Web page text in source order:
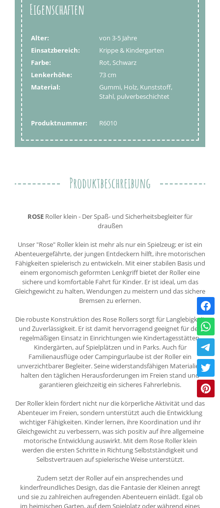
Eigenschaften
Alter:
von 3-5 Jahre
Einsatzbereich:
Krippe & Kindergarten
Farbe:
Rot, Schwarz
Lenkerhöhe:
73 cm
Material:
Gummi, Holz, Kunststoff,
Stahl, pulverbeschichtet
Produktnummer: R6010
Produktbeschreibung
ROSE Roller klein - Der Spaß- und Sicherheitsbegleiter für
draußen
Unser "Rose" Roller klein ist mehr als nur ein Spielzeug; er ist ein
Abenteuergefährte, der jungen Entdeckern hilft, ihre motorischen
Fähigkeiten spielerisch zu entwickeln. Mit einer stabilen Basis und
einem ergonomisch geformten Lenkgriff bietet der Roller eine
sichere und komfortable Fahrt für Kinder. Er ist ideal, um das
Gleichgewicht zu halten, Wendungen zu meistern und das sichere
Bremsen zu erlernen.
Die robuste Konstruktion des Rose Rollers sorgt für Langlebigkeit
und Zuverlässigkeit. Er ist damit hervorragend geeignet für den
regelmäßigen Einsatz in Einrichtungen wie Kindertagesstätten,
Kindergärten, auf Spielplätzen und in Parks. Auch für
Familienausflüge oder Campingurlaube ist der Roller ein
unverzichtbarer Begleiter. Seine widerstandsfähigen Materialien
halten den täglichen Herausforderungen im Freien stand und
garantieren gleichzeitig ein sicheres Fahrerlebnis.
Der Roller klein fördert nicht nur die körperliche Aktivität und das
Abenteuer im Freien, sondern unterstützt auch die Entwicklung
wichtiger Fähigkeiten. Kinder lernen, ihre Koordination und ihr
Gleichgewicht zu verbessern, was sich positiv auf ihre allgemeine
motorische Entwicklung auswirkt. Mit dem Rose Roller klein
werden die ersten Schritte in Richtung Selbstständigkeit und
Selbstvertrauen auf spielerische Weise unterstützt.
Zudem setzt der Roller auf ein ansprechendes und
kinderfreundliches Design, das die Fantasie der Kleinen anregt
und sie zu zahlreichen aufregenden Abenteuern einlädt. Egal ob
im heimischen Garten, auf dem Spielplatz oder während eines